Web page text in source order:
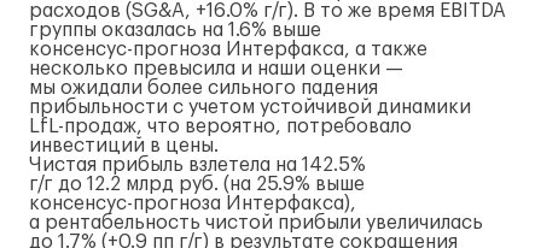
расходов (SG&A, +16.0% г/г). В то же время EBITDA
группы оказалась на 1.6% выше
консенсус-прогноза Интерфакса, а также
несколько превысила и наши оценки —
мы ожидали более сильного падения
прибыльности с учетом устойчивой динамики
LfL-продаж, что вероятно, потребовало
инвестиций в цены.
Чистая прибыль взлетела на 142.5%
г/г до 12.2 млрд руб. (на 25.9% выше
консенсус-прогноза Интерфакса),
а рентабельность чистой прибыли увеличилась
до 1.7% (+0.9 пп г/г) в результате сокращения